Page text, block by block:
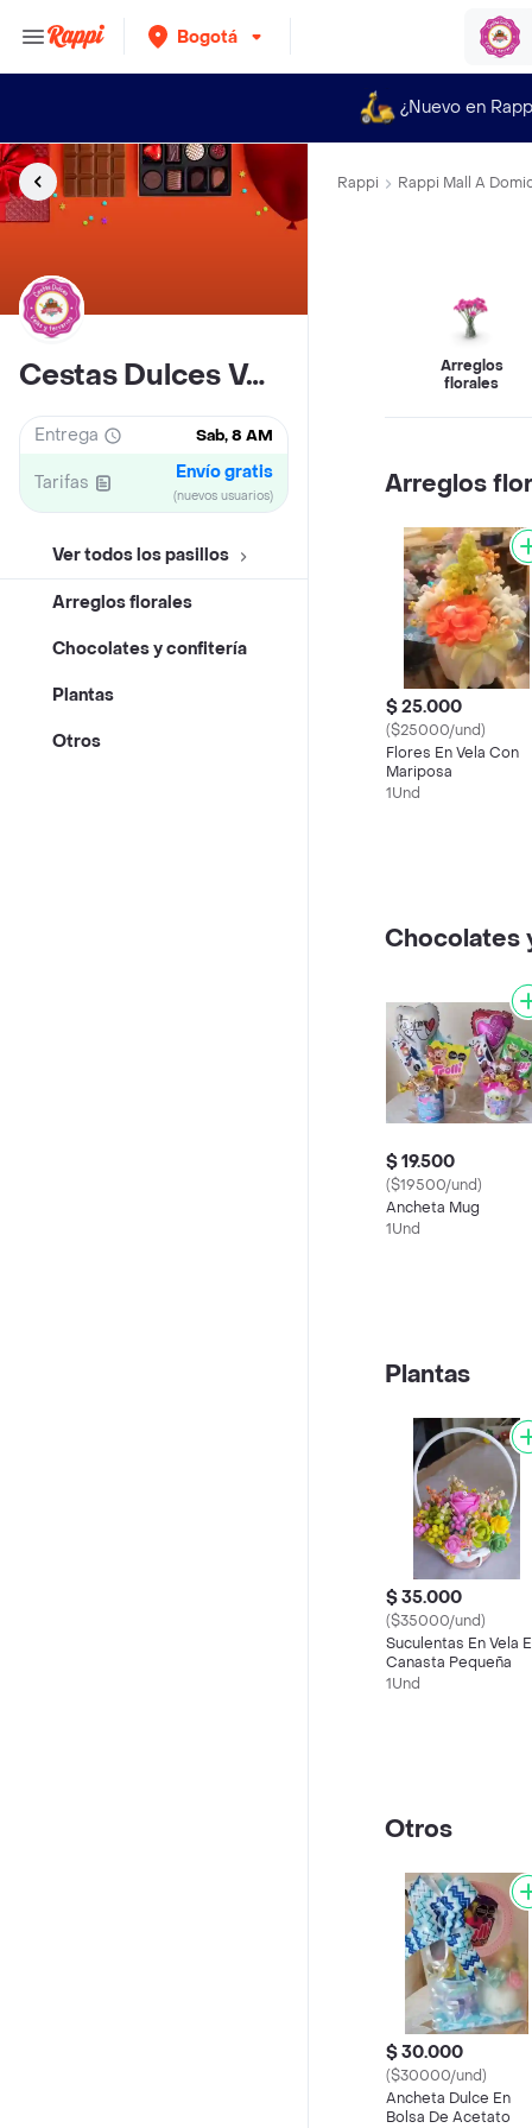
Bogotá
¿Nuevo en
Cestas Dulces Velas Yterrarios
Entrega Sab, 8 AM
Tarifas Envío gratis
(nuevos usuarios)
Ver todos los pasillos
Arreglos florales
Chocolates y confitería
Plantas
Otros
Rappi Rappi Mall A
Arreglos
florales
Arreglos
$ 25.000
($25000/und)
Flores En Vela Con
Mariposa
1Und
Chocolates
$ 19.500
($19500/und)
Ancheta Mug
1Und
Plantas
$ 35.000
($35000/und)
Suculentas En Vela
Canasta Pequeña
1Und
Otros
$ 30.000
($30000/und)
Ancheta Dulce En
Bolsa De Acetato